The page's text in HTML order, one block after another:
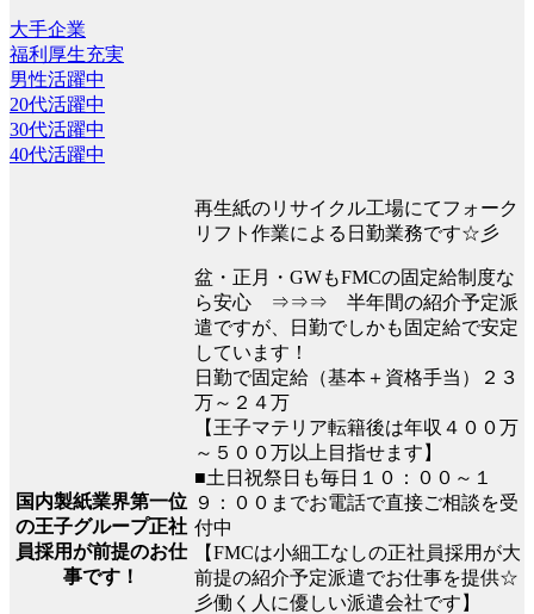
大手企業
福利厚生充実
男性活躍中
20代活躍中
30代活躍中
40代活躍中
国内製紙業界第一位
の王子グループ正社
員採用が前提のお仕
事です！
再生紙のリサイクル工場にてフォーク
リフト作業による日勤業務です☆彡
盆・正月・GWもFMCの固定給制度な
ら安心 ⇒⇒⇒ 半年間の紹介予定派
遣ですが、日勤でしかも固定給で安定
しています！
日勤で固定給（基本＋資格手当）２３
万～２４万
【王子マテリア転籍後は年収４００万
～５００万以上目指せます】
■土日祝祭日も毎日１０：００～１
９：００までお電話で直接ご相談を受
付中
【FMCは小細工なしの正社員採用が大
前提の紹介予定派遣でお仕事を提供☆
彡働く人に優しい派遣会社です】